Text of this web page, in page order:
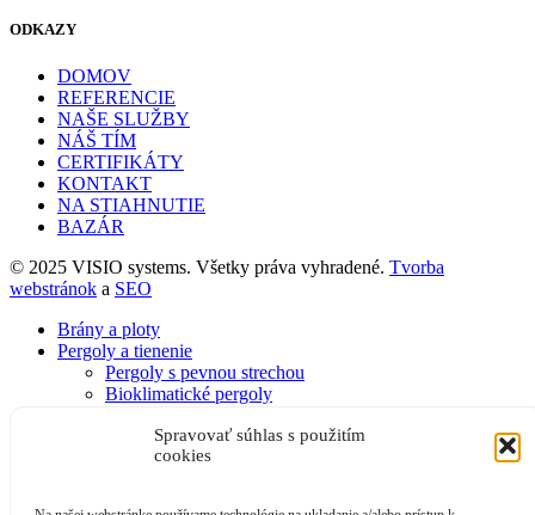
Spravovať súhlas s použitím
cookies
ODKAZY
DOMOV
REFERENCIE
NAŠE SLUŽBY
NÁŠ TÍM
CERTIFIKÁTY
KONTAKT
NA STIAHNUTIE
BAZÁR
© 2025 VISIO systems. Všetky práva vyhradené. Tvorba
webstránok a SEO
Brány a ploty
Pergoly a tienenie
Pergoly s pevnou strechou
Bioklimatické pergoly
Prístrešok na auto CARPORT
Tieniaca technika